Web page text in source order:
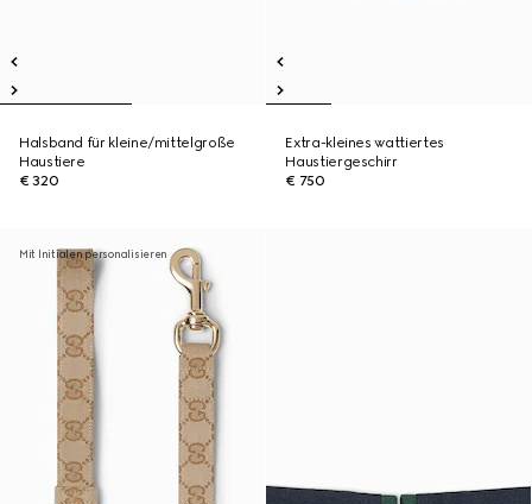
Halsband für kleine/mittelgroße
Haustiere
€ 320
Extra-kleines wattiertes
Haustiergeschirr
€ 750
Mit Initialen personalisieren